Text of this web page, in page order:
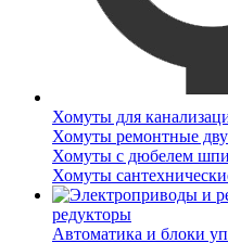
Хомуты для
Хомуты ремонтные
Хомуты с дюбелем
Хомуты
редукторы
Автоматика и блоки